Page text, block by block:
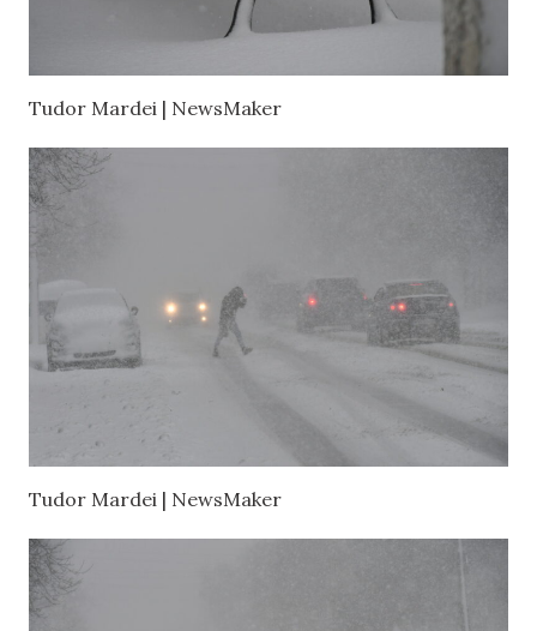
Tudor Mardei | NewsMaker
Tudor Mardei | NewsMaker